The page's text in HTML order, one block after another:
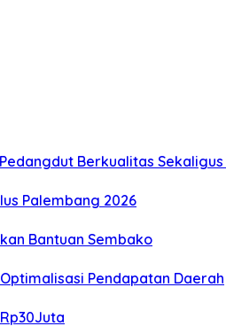
Berkualitas
Palembang 2026
Bantuan Sembako
Pendapatan Daerah